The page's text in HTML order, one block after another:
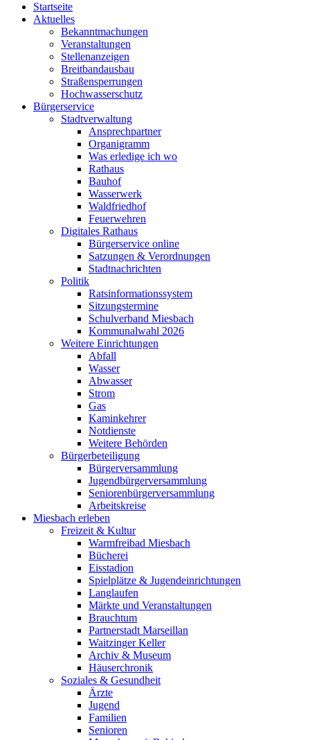
Startseite
Aktuelles
Bekanntmachungen
Veranstaltungen
Stellenanzeigen
Breitbandausbau
Straßensperrungen
Hochwasserschutz
Bürgerservice
Stadtverwaltung
Ansprechpartner
Organigramm
Was erledige ich wo
Rathaus
Bauhof
Wasserwerk
Waldfriedhof
Feuerwehren
Digitales Rathaus
Bürgerservice online
Satzungen & Verordnungen
Stadtnachrichten
Politik
Ratsinformationssystem
Sitzungstermine
Schulverband Miesbach
Kommunalwahl 2026
Weitere Einrichtungen
Abfall
Wasser
Abwasser
Strom
Gas
Kaminkehrer
Notdienste
Weitere Behörden
Bürgerbeteiligung
Bürgerversammlung
Jugendbürgerversammlung
Seniorenbürgerversammlung
Arbeitskreise
Miesbach erleben
Freizeit & Kultur
Warmfreibad Miesbach
Bücherei
Eisstadion
Spielplätze & Jugendeinrichtungen
Langlaufen
Märkte und Veranstaltungen
Brauchtum
Partnerstadt Marseillan
Waitzinger Keller
Archiv & Museum
Häuserchronik
Soziales & Gesundheit
Ärzte
Jugend
Familien
Senioren